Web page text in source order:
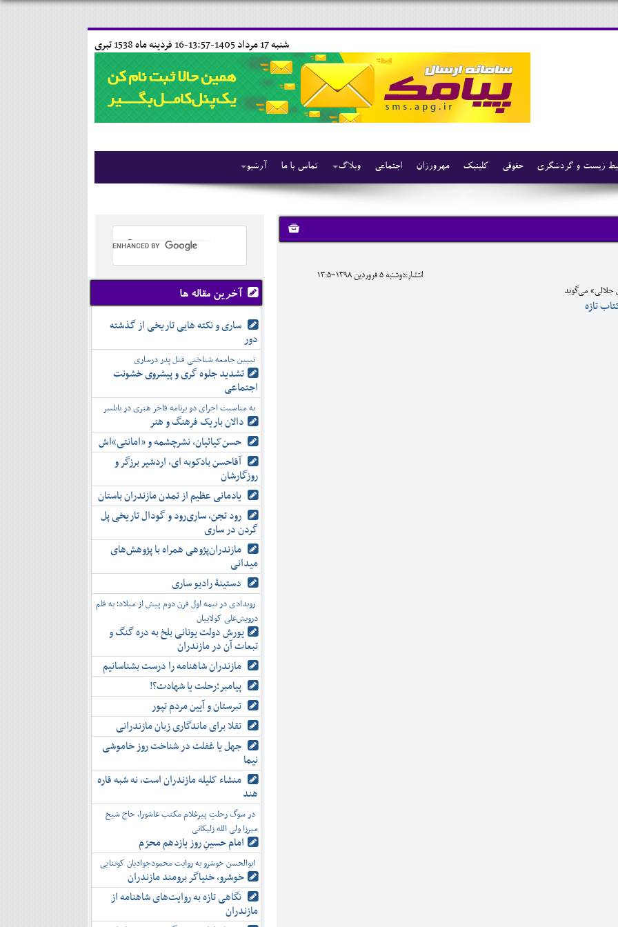
16 فردينه ماه 1538 تبری شنبه 17 مرداد 1405-13:57-
آرشیو تماس با ما وبلاگ اجتماعی مهرورزان کلینیک حقوقی زیست و گردشگری
انتشار:دوشنبه 5 فروردين 1398-13:5
جلالی» می‌گوید
تازه
آخرین مقاله ها
ساری و نکته هایی تاریخی از گذشته
دور
تبیین جامعه شناختی قتل پدر درساری
تشدید جلوه‌ گری و پیشروی خشونت
اجتماعی
به مناسبت اجرای دو برنامه فاخر هنری در بابلسر
دالان باریک فرهنگ و هنر
حسن‌کیائیان، نشرچشمه و «امانتی»اش
آقاحسن بادکوبه ای، اردشیر برزگر و
روزگارشان
یادمانی عظیم از تمدن مازندران باستان
رود تجن، ساری‌رود و گودال تاریخی پل
گردن در ساری
مازندران‌پژوهی همراه با پژوهش‌های
میدانی
دستینۀ رادیو ساری
رویدادی در نیمه اول قرن دوم پیش از میلاد؛ به قلم
درویش‌علی کولاییان
یورش دولت یونانی بلخ به دره گنگ و
تبعات آن در مازندران
مازندران شاهنامه را درست بشناسانیم
پیامبر؛رحلت یا شهادت؟!
تبرستان و آیین مردم تپور
تقلا برای ماندگاری زبان مازندرانی
جهل یا غفلت در شناخت روز خاموشی
نیما
منشاء کلیله مازندران است، نه شبه قاره
هند
در سوگ رحلتِ پیرغلام مکتب عاشورا، حاج شیخ
میرزا ولی الله زلیکانی
امام حسینِ روز یازدهم محرّم
ابوالحسن خوشرو به روایت محمودجوادیان کوتنایی
خوشرو، خنياگر برومند مازندران
نگاهی تازه به روایت‌های شاهنامه از
مازندران